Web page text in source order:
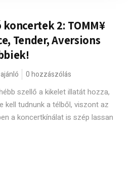
2: TOMM¥
Tender, Aversions
0 hozzászólás
szellő a kikelet illatát hozza,
kell tudnunk a télből, viszont az
a koncertkínálat is szép lassan